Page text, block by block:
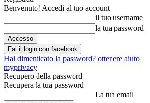
Benvenuto! Accedi al tuo account
il tuo username
la tua password
Fai il login con facebook
Hai dimenticato la password? ottenere aiuto
myprivacy
Recupero della password
Recupera la tua password
La tua email